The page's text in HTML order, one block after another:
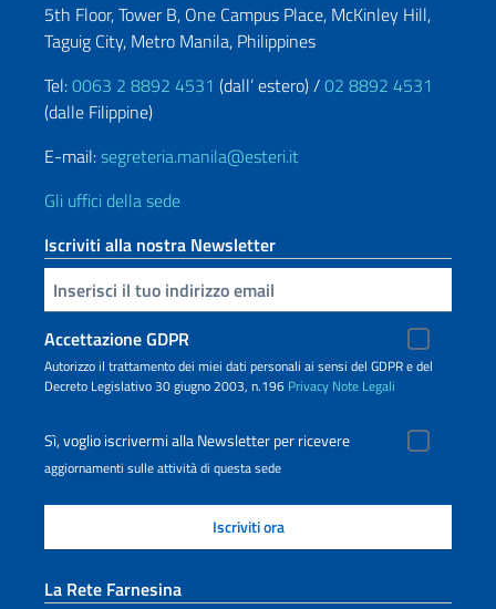
5th Floor, Tower B, One Campus Place, McKinley Hill,
Taguig City, Metro Manila, Philippines
Tel:0063 2 8892 4531 (dall’ estero) /02 8892 4531
(dalle Filippine)
E-mail:segreteria.manila@esteri.it
Gli uffici della sede
Iscriviti alla nostra Newsletter
Inserisci la tua email
Accettazione GDPR
Autorizzo il trattamento dei miei dati personali ai sensi del GDPR e del
Decreto Legislativo 30 giugno 2003, n.196 Privacy Note Legali
Sì, voglio iscrivermi alla Newsletter per ricevere
aggiornamenti sulle attività di questa sede
La Rete Farnesina